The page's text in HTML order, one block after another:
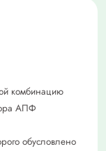
комбинацию
АПФ
обусловлено